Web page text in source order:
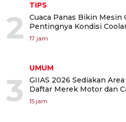
2
TIPS
Cuaca Panas Bikin Mesin
Pentingnya Kondisi
17 jam
3
UMUM
GIIAS 2026 Sediakan
Daftar Merek Motor dan
15 jam